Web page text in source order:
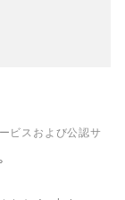
ビスおよび公認サ